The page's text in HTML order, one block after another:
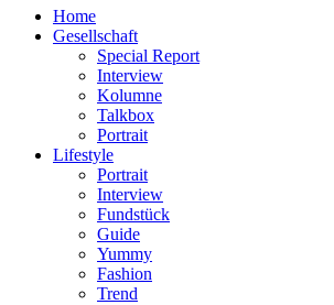
Home
Gesellschaft
Special Report
Interview
Kolumne
Talkbox
Portrait
Lifestyle
Portrait
Interview
Fundstück
Guide
Yummy
Fashion
Trend